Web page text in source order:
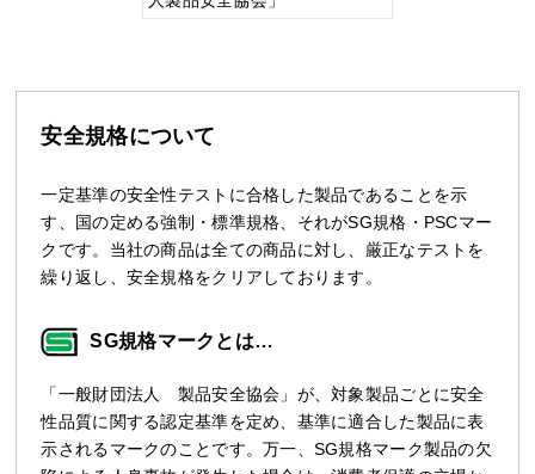
安全規格について
一定基準の安全性テストに合格した製品であることを示
す、国の定める強制・標準規格、それがSG規格・PSCマー
クです。当社の商品は全ての商品に対し、厳正なテストを
繰り返し、安全規格をクリアしております。
SG規格マークとは…
「一般財団法人 製品安全協会」が、対象製品ごとに安全
性品質に関する認定基準を定め、基準に適合した製品に表
示されるマークのことです。万一、SG規格マーク製品の欠